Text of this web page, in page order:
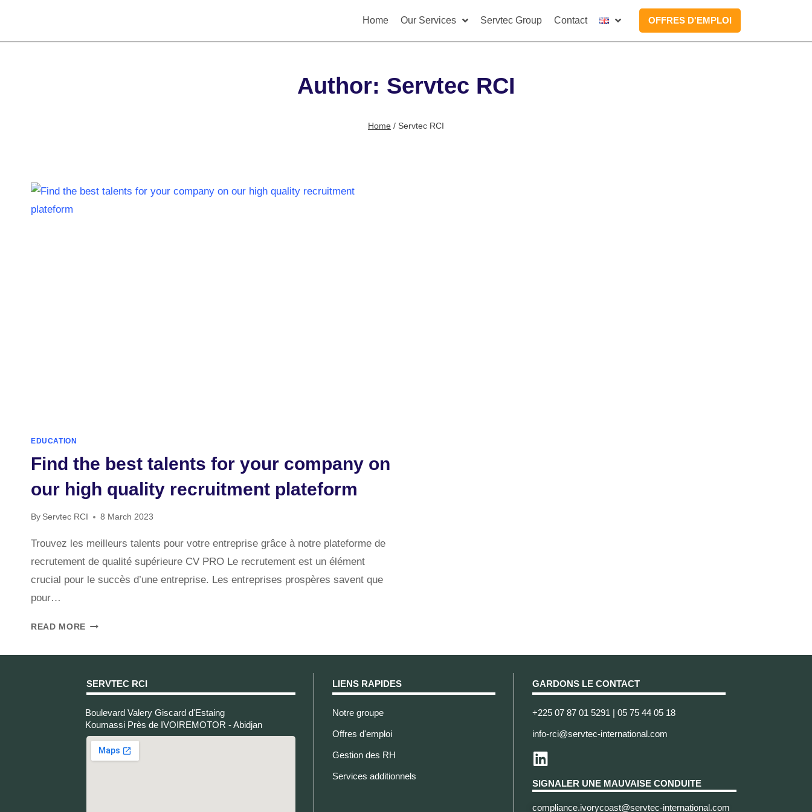
Home Our Services Servtec Group Contact OFFRES D'EMPLOI
Author: Servtec RCI
Home / Servtec RCI
EDUCATION
Find the best talents for your company on
our high quality recruitment plateform
By Servtec RCI 8 March 2023
Trouvez les meilleurs talents pour votre entreprise grâce à notre plateforme de
recrutement de qualité supérieure CV PRO Le recrutement est un élément
crucial pour le succès d’une entreprise. Les entreprises prospères savent que
pour…
READ MORE
SERVTEC RCI
Boulevard Valery Giscard d'Estaing
Koumassi Près de IVOIREMOTOR - Abidjan
LIENS RAPIDES
Notre groupe
Offres d'emploi
Gestion des RH
Services additionnels
GARDONS LE CONTACT
+225 07 87 01 5291 | 05 75 44 05 18
info-rci@servtec-international.com
SIGNALER UNE MAUVAISE CONDUITE
compliance.ivorycoast@servtec-international.com